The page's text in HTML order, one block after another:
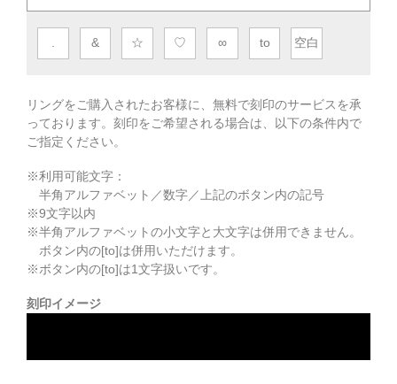
& ☆ ♡ ∞ to 空白
リングをご購入されたお客様に、無料で刻印のサービスを承
っております。 刻印をご希望される場合は、以下の条件内で
ご指定ください。
※利用可能文字：
半角アルファベット／数字／上記のボタン内の記号
※9文字以内
※半角アルファベットの小文字と大文字は併用できません。
ボタン内の[to]は併用いただけます。
※ボタン内の[to]は1文字扱いです。
刻印イメージ